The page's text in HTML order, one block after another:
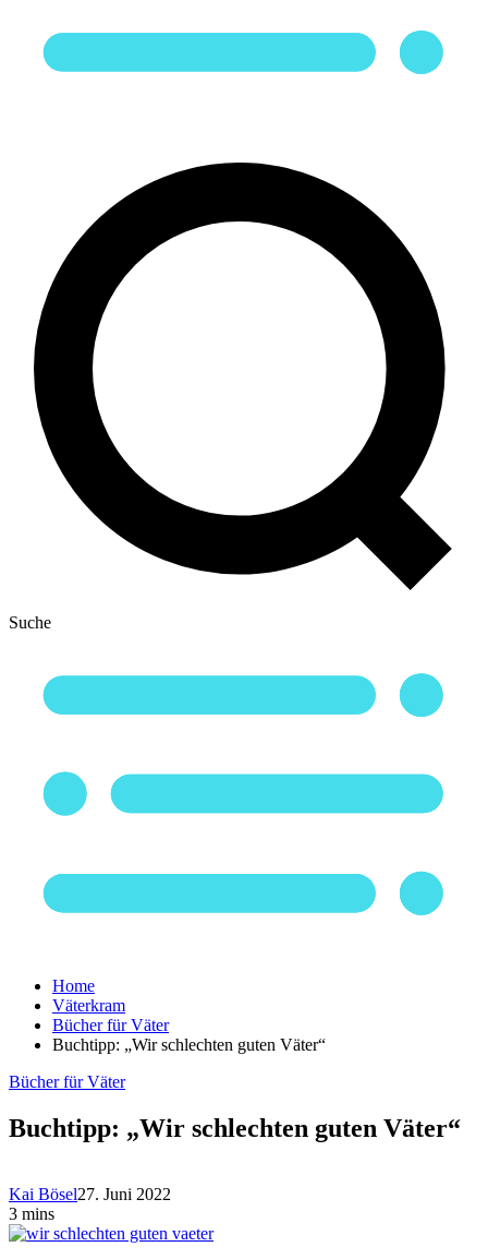
Suche
Home
Väterkram
Bücher für Väter
Buchtipp: „Wir schlechten guten Väter“
Bücher für Väter
Buchtipp: „Wir schlechten guten Väter“
Kai Bösel27. Juni 2022
3 mins